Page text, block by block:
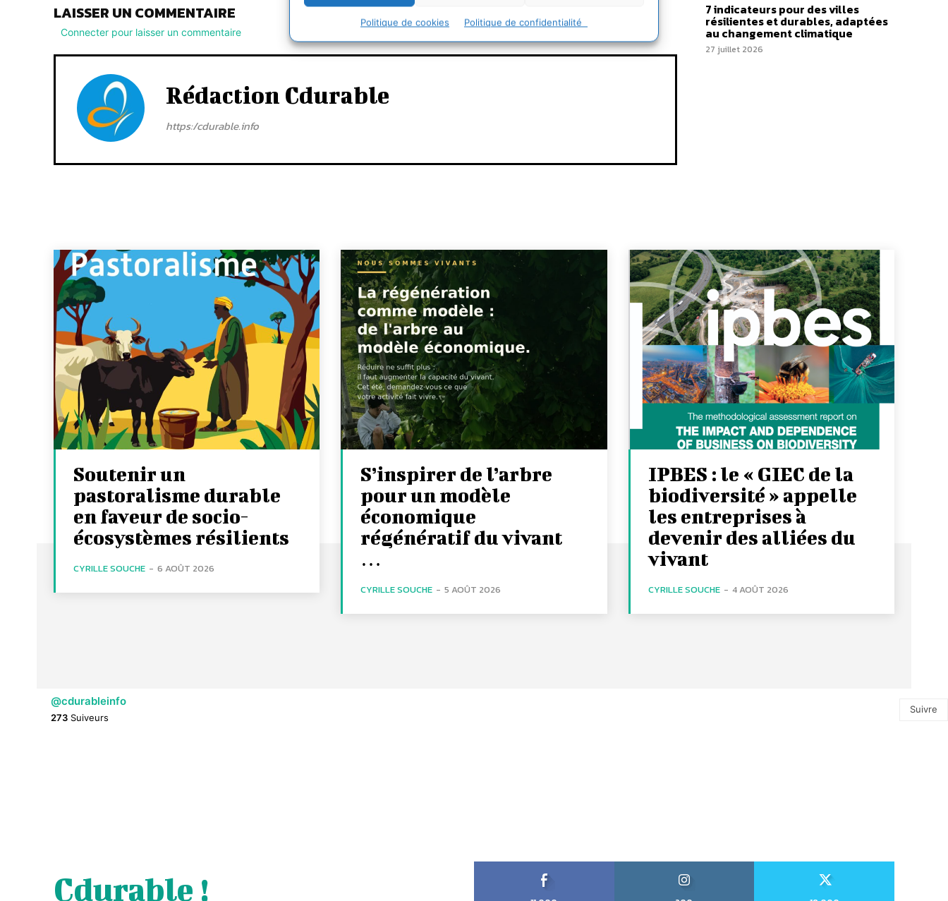
Politique de cookies Politique de confidentialité
LAISSER UN COMMENTAIRE
Connecter pour laisser un commentaire
Rédaction Cdurable
https:/cdurable.info
7 indicateurs pour des villes
résilientes et durables, adaptées
au changement climatique
27 juillet 2026
Soutenir un
pastoralisme durable
en faveur de socio-
écosystèmes résilients
CYRILLE SOUCHE - 6 AOÛT 2026
S’inspirer de l’arbre
pour un modèle
économique
régénératif du vivant
…
CYRILLE SOUCHE - 5 AOÛT 2026
IPBES : le « GIEC de la
biodiversité » appelle
les entreprises à
devenir des alliées du
vivant
CYRILLE SOUCHE - 4 AOÛT 2026
@cdurableinfo
273 Suiveurs
Suivre
Cdurable !